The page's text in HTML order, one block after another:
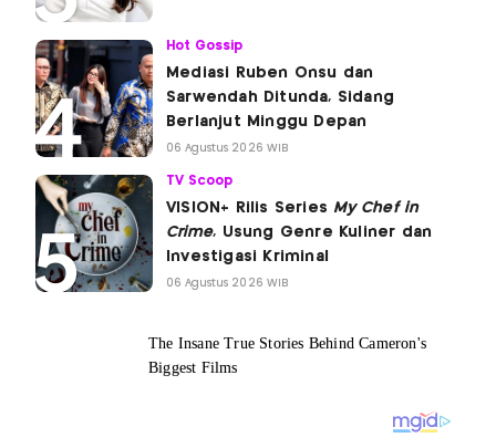
Hot Gossip
Mediasi Ruben Onsu dan
Sarwendah Ditunda, Sidang
Berlanjut Minggu Depan
06 Agustus 2026 WIB
TV Scoop
VISION+ Rilis Series My Chef in
Crime, Usung Genre Kuliner dan
Investigasi Kriminal
06 Agustus 2026 WIB